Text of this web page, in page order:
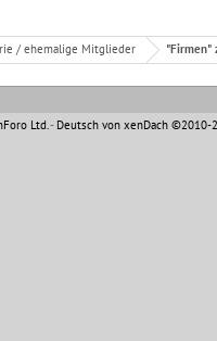
/ ehemalige Mitglieder "Firmen"
Ltd.- Deutsch von xenDach©2010-